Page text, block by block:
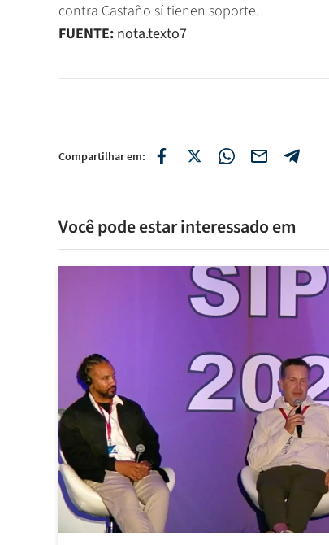
contra Castaño sí tienen soporte.
FUENTE: nota.texto7
Compartilhar em:
Você pode estar interessado em